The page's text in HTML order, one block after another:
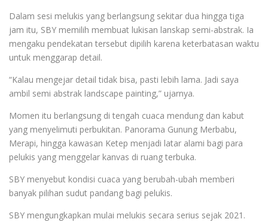
Dalam sesi melukis yang berlangsung sekitar dua hingga tiga
jam itu, SBY memilih membuat lukisan lanskap semi-abstrak. Ia
mengaku pendekatan tersebut dipilih karena keterbatasan waktu
untuk menggarap detail.
“Kalau mengejar detail tidak bisa, pasti lebih lama. Jadi saya
ambil semi abstrak landscape painting,” ujarnya.
Momen itu berlangsung di tengah cuaca mendung dan kabut
yang menyelimuti perbukitan. Panorama Gunung Merbabu,
Merapi, hingga kawasan Ketep menjadi latar alami bagi para
pelukis yang menggelar kanvas di ruang terbuka.
SBY menyebut kondisi cuaca yang berubah-ubah memberi
banyak pilihan sudut pandang bagi pelukis.
SBY mengungkapkan mulai melukis secara serius sejak 2021.